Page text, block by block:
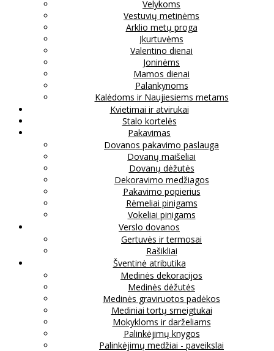
Velykoms
Vestuvių metinėms
Arklio metų proga
Įkurtuvėms
Valentino dienai
Joninėms
Mamos dienai
Palankynoms
Kalėdoms ir Naujiesiems metams
Kvietimai ir atvirukai
Stalo kortelės
Pakavimas
Dovanos pakavimo paslauga
Dovanų maišeliai
Dovanų dėžutės
Dekoravimo medžiagos
Pakavimo popierius
Rėmeliai pinigams
Vokeliai pinigams
Verslo dovanos
Gertuvės ir termosai
Rašikliai
Šventinė atributika
Medinės dekoracijos
Medinės dėžutės
Medinės graviruotos padėkos
Mediniai tortų smeigtukai
Mokykloms ir darželiams
Palinkėjimų knygos
Palinkėjimų medžiai - paveikslai